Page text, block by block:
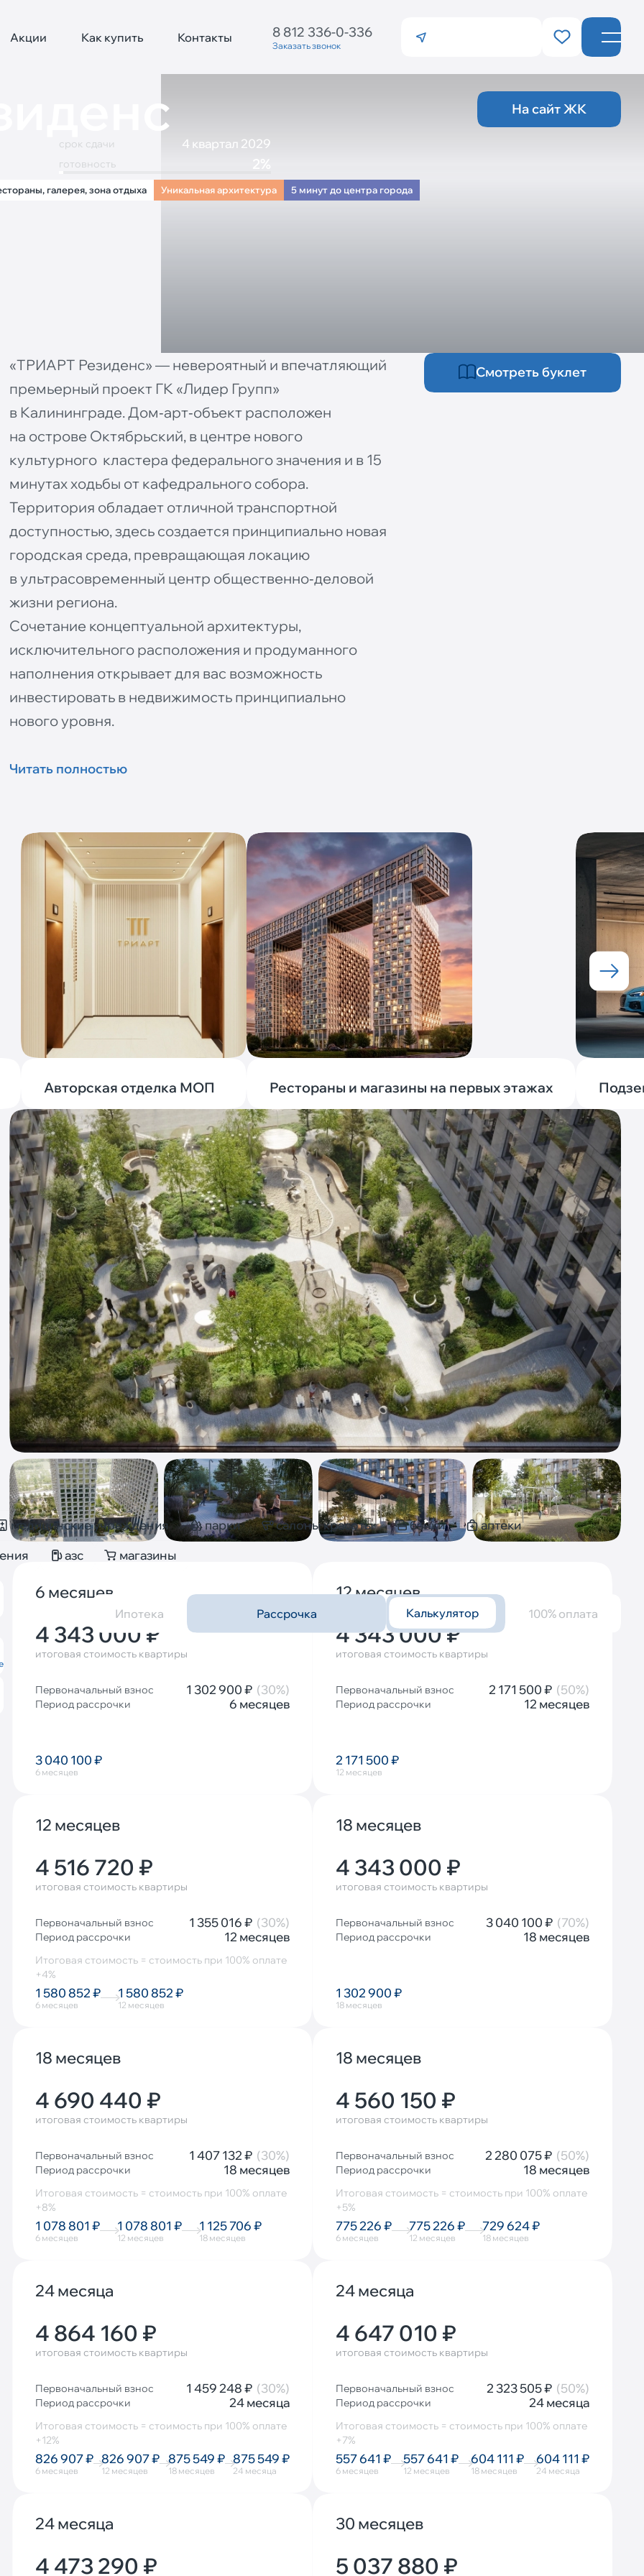
Акции Как купить Контакты 8 812 336-0-336
Заказать звонок
На сайт ЖК
4 квартал 2029
срок сдачи
готовность
2%
галерея, зона отдыха Уникальная архитектура 5 минут до центра города
«ТРИАРТ Резиденс» — невероятный и впечатляющий
премьерный проект ГК «Лидер Групп»
в Калининграде. Дом‐арт‐объект расположен
на острове Октябрьский, в центре нового
культурного кластера федерального значения и в 15
минутах ходьбы от кафедрального собора.
Территория обладает отличной транспортной
доступностью, здесь создается принципиально новая
городская среда, превращающая локацию
в ультрасовременный центр общественно‐деловой
жизни региона.
Сочетание концептуальной архитектуры,
исключительного расположения и продуманного
наполнения открывает для вас возможность
инвестировать в недвижимость принципиально
нового уровня.
Читать полностью
Смотреть буклет
Авторская отделка МОП Рестораны и магазины на первых этажах
медицинские учреждения парки салоны красоты банки
аптеки
азс магазины
Ипотека Рассрочка Калькулятор Описание
100% оплата
6 месяцев
4 343 000 ₽
итоговая стоимость квартиры
Первоначальный взнос 1 302 900 ₽ (30%)
Период рассрочки 6 месяцев
3 040 100 ₽
6 месяцев
12 месяцев
4 343 000 ₽
итоговая стоимость квартиры
Первоначальный взнос 2 171 500 ₽ (50%)
Период рассрочки 12 месяцев
2 171 500 ₽
12 месяцев
12 месяцев
4 516 720 ₽
итоговая стоимость квартиры
Первоначальный взнос 1 355 016 ₽ (30%)
Период рассрочки 12 месяцев
Итоговая стоимость = стоимость при 100% оплате
+4%
1 580 852 ₽
6 месяцев
1 580 852 ₽
12 месяцев
18 месяцев
4 343 000 ₽
итоговая стоимость квартиры
Первоначальный взнос 3 040 100 ₽ (70%)
Период рассрочки 18 месяцев
1 302 900 ₽
18 месяцев
18 месяцев
4 690 440 ₽
итоговая стоимость квартиры
Первоначальный взнос 1 407 132 ₽ (30%)
Период рассрочки 18 месяцев
Итоговая стоимость = стоимость при 100% оплате
+8%
1 078 801 ₽
6 месяцев
1 078 801 ₽
12 месяцев
1 125 706 ₽
18 месяцев
18 месяцев
4 560 150 ₽
итоговая стоимость квартиры
Первоначальный взнос 2 280 075 ₽ (50%)
Период рассрочки 18 месяцев
Итоговая стоимость = стоимость при 100% оплате
+5%
775 226 ₽
6 месяцев
775 226 ₽
12 месяцев
729 624 ₽
18 месяцев
24 месяца
4 864 160 ₽
итоговая стоимость квартиры
Первоначальный взнос 1 459 248 ₽ (30%)
Период рассрочки 24 месяца
Итоговая стоимость = стоимость при 100% оплате
+12%
826 907 ₽
6 месяцев
826 907 ₽
12 месяцев
875 549 ₽
18 месяцев
875 549 ₽
24 месяца
24 месяца
4 647 010 ₽
итоговая стоимость квартиры
Первоначальный взнос 2 323 505 ₽ (50%)
Период рассрочки 24 месяца
Итоговая стоимость = стоимость при 100% оплате
+7%
557 641 ₽
6 месяцев
557 641 ₽
12 месяцев
604 111 ₽
18 месяцев
604 111 ₽
24 месяца
24 месяца
4 473 290 ₽
30 месяцев
5 037 880 ₽